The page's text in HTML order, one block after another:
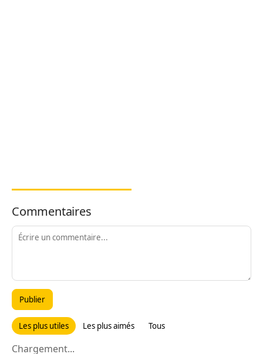
Commentaires
Publier
Les plus utiles Les plus aimés Tous
Chargement...